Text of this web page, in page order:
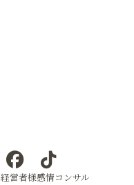
経営者様感情コンサル